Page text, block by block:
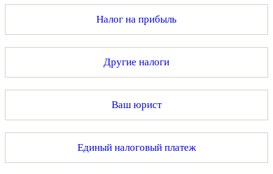
Налог на прибыль
Другие налоги
Ваш юрист
Единый налоговый платеж